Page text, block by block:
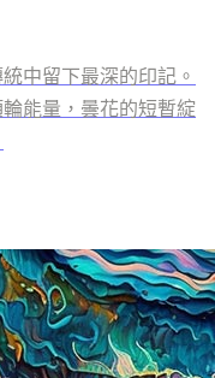
中留下最深的印記。
能量，曇花的短暫綻